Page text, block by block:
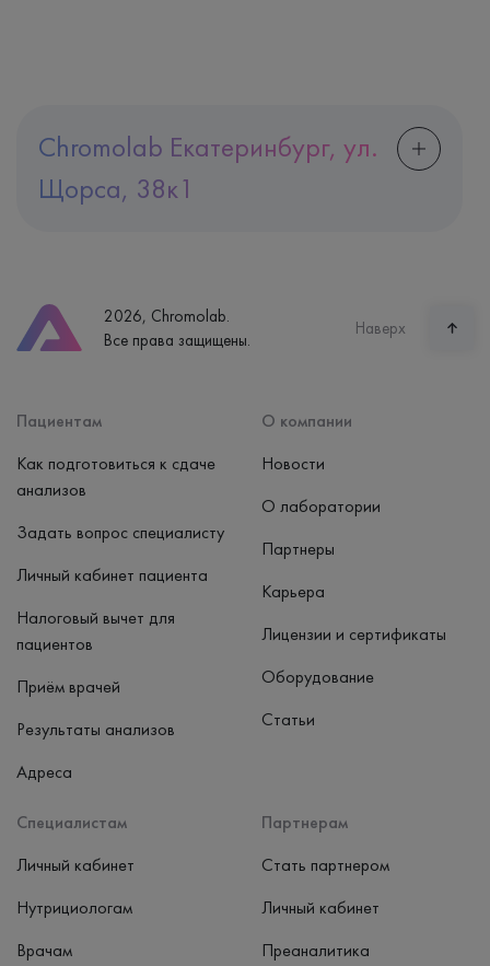
Chromolab Екатеринбург, ул.
Щорса, 38к1
Часы работы
пн-вс: 7:30-15:00
2026, Chromolab.
Все права защищены.
Наверх
Пациентам
Как подготовиться к сдаче
анализов
Задать вопрос специалисту
Личный кабинет пациента
Налоговый вычет для
пациентов
Приём врачей
Результаты анализов
Адреса
Специалистам
Личный кабинет
Нутрициологам
Врачам
Партнерам
Стать партнером
Личный кабинет
Преаналитика
О компании
Новости
О лаборатории
Партнеры
Карьера
Лицензии и сертификаты
Оборудование
Статьи